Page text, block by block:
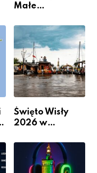
Małe
Sposobów Na
Więcej
Przestrzeni Bez
Kosztownego
Remontu
Święto Wisły
2026 w
kiedy, gdzie i co
się będzie działo
2 sierpnia